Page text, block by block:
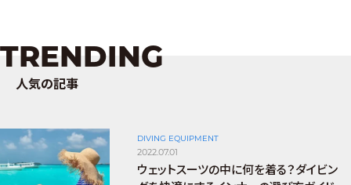
TRENDING
人気の記事
DIVING EQUIPMENT
2022.07.01
ウェットスーツの中に何を着る？ダイビン